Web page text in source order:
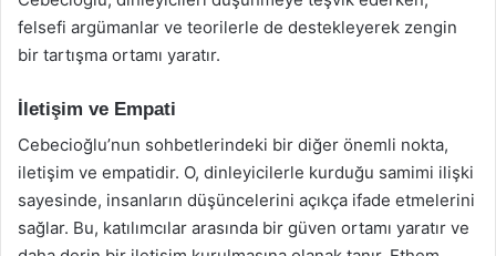
felsefi argümanlar ve teorilerle de destekleyerek zengin
bir tartışma ortamı yaratır.
İletişim ve Empati
Cebecioğlu’nun sohbetlerindeki bir diğer önemli nokta,
iletişim ve empatidir. O, dinleyicilerle kurduğu samimi ilişki
sayesinde, insanların düşüncelerini açıkça ifade etmelerini
sağlar. Bu, katılımcılar arasında bir güven ortamı yaratır ve